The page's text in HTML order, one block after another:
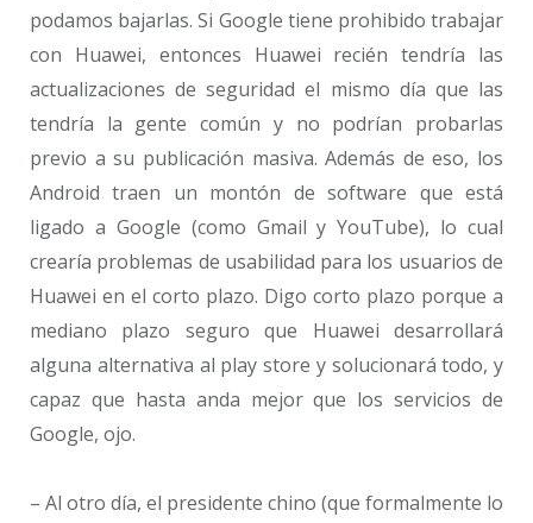
podamos bajarlas. Si Google tiene prohibido trabajar
con Huawei, entonces Huawei recién tendría las
actualizaciones de seguridad el mismo día que las
tendría la gente común y no podrían probarlas
previo a su publicación masiva. Además de eso, los
Android traen un montón de software que está
ligado a Google (como Gmail y YouTube), lo cual
crearía problemas de usabilidad para los usuarios de
Huawei en el corto plazo. Digo corto plazo porque a
mediano plazo seguro que Huawei desarrollará
alguna alternativa al play store y solucionará todo, y
capaz que hasta anda mejor que los servicios de
Google, ojo.
– Al otro día, el presidente chino (que formalmente lo